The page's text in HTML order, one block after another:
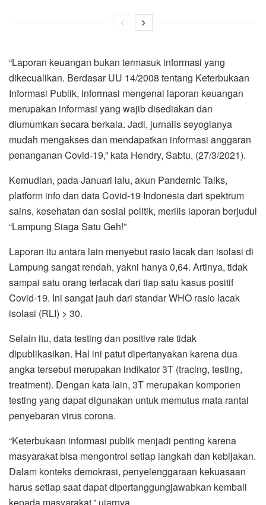
“Laporan keuangan bukan termasuk informasi yang
dikecualikan. Berdasar UU 14/2008 tentang Keterbukaan
Informasi Publik, informasi mengenai laporan keuangan
merupakan informasi yang wajib disediakan dan
diumumkan secara berkala. Jadi, jurnalis seyogianya
mudah mengakses dan mendapatkan informasi anggaran
penanganan Covid-19,” kata Hendry, Sabtu, (27/3/2021).
Kemudian, pada Januari lalu, akun Pandemic Talks,
platform info dan data Covid-19 Indonesia dari spektrum
sains, kesehatan dan sosial politik, merilis laporan berjudul
“Lampung Siaga Satu Geh!”
Laporan itu antara lain menyebut rasio lacak dan isolasi di
Lampung sangat rendah, yakni hanya 0,64. Artinya, tidak
sampai satu orang terlacak dari tiap satu kasus positif
Covid-19. Ini sangat jauh dari standar WHO rasio lacak
isolasi (RLI) > 30.
Selain itu, data testing dan positive rate tidak
dipublikasikan. Hal ini patut dipertanyakan karena dua
angka tersebut merupakan indikator 3T (tracing, testing,
treatment). Dengan kata lain, 3T merupakan komponen
testing yang dapat digunakan untuk memutus mata rantai
penyebaran virus corona.
“Keterbukaan informasi publik menjadi penting karena
masyarakat bisa mengontrol setiap langkah dan kebijakan.
Dalam konteks demokrasi, penyelenggaraan kekuasaan
harus setiap saat dapat dipertanggungjawabkan kembali
kepada masyarakat,” ujarnya.